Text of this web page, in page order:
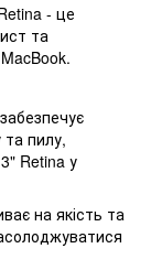
- це
та
пилу,
Retina у
на якість та